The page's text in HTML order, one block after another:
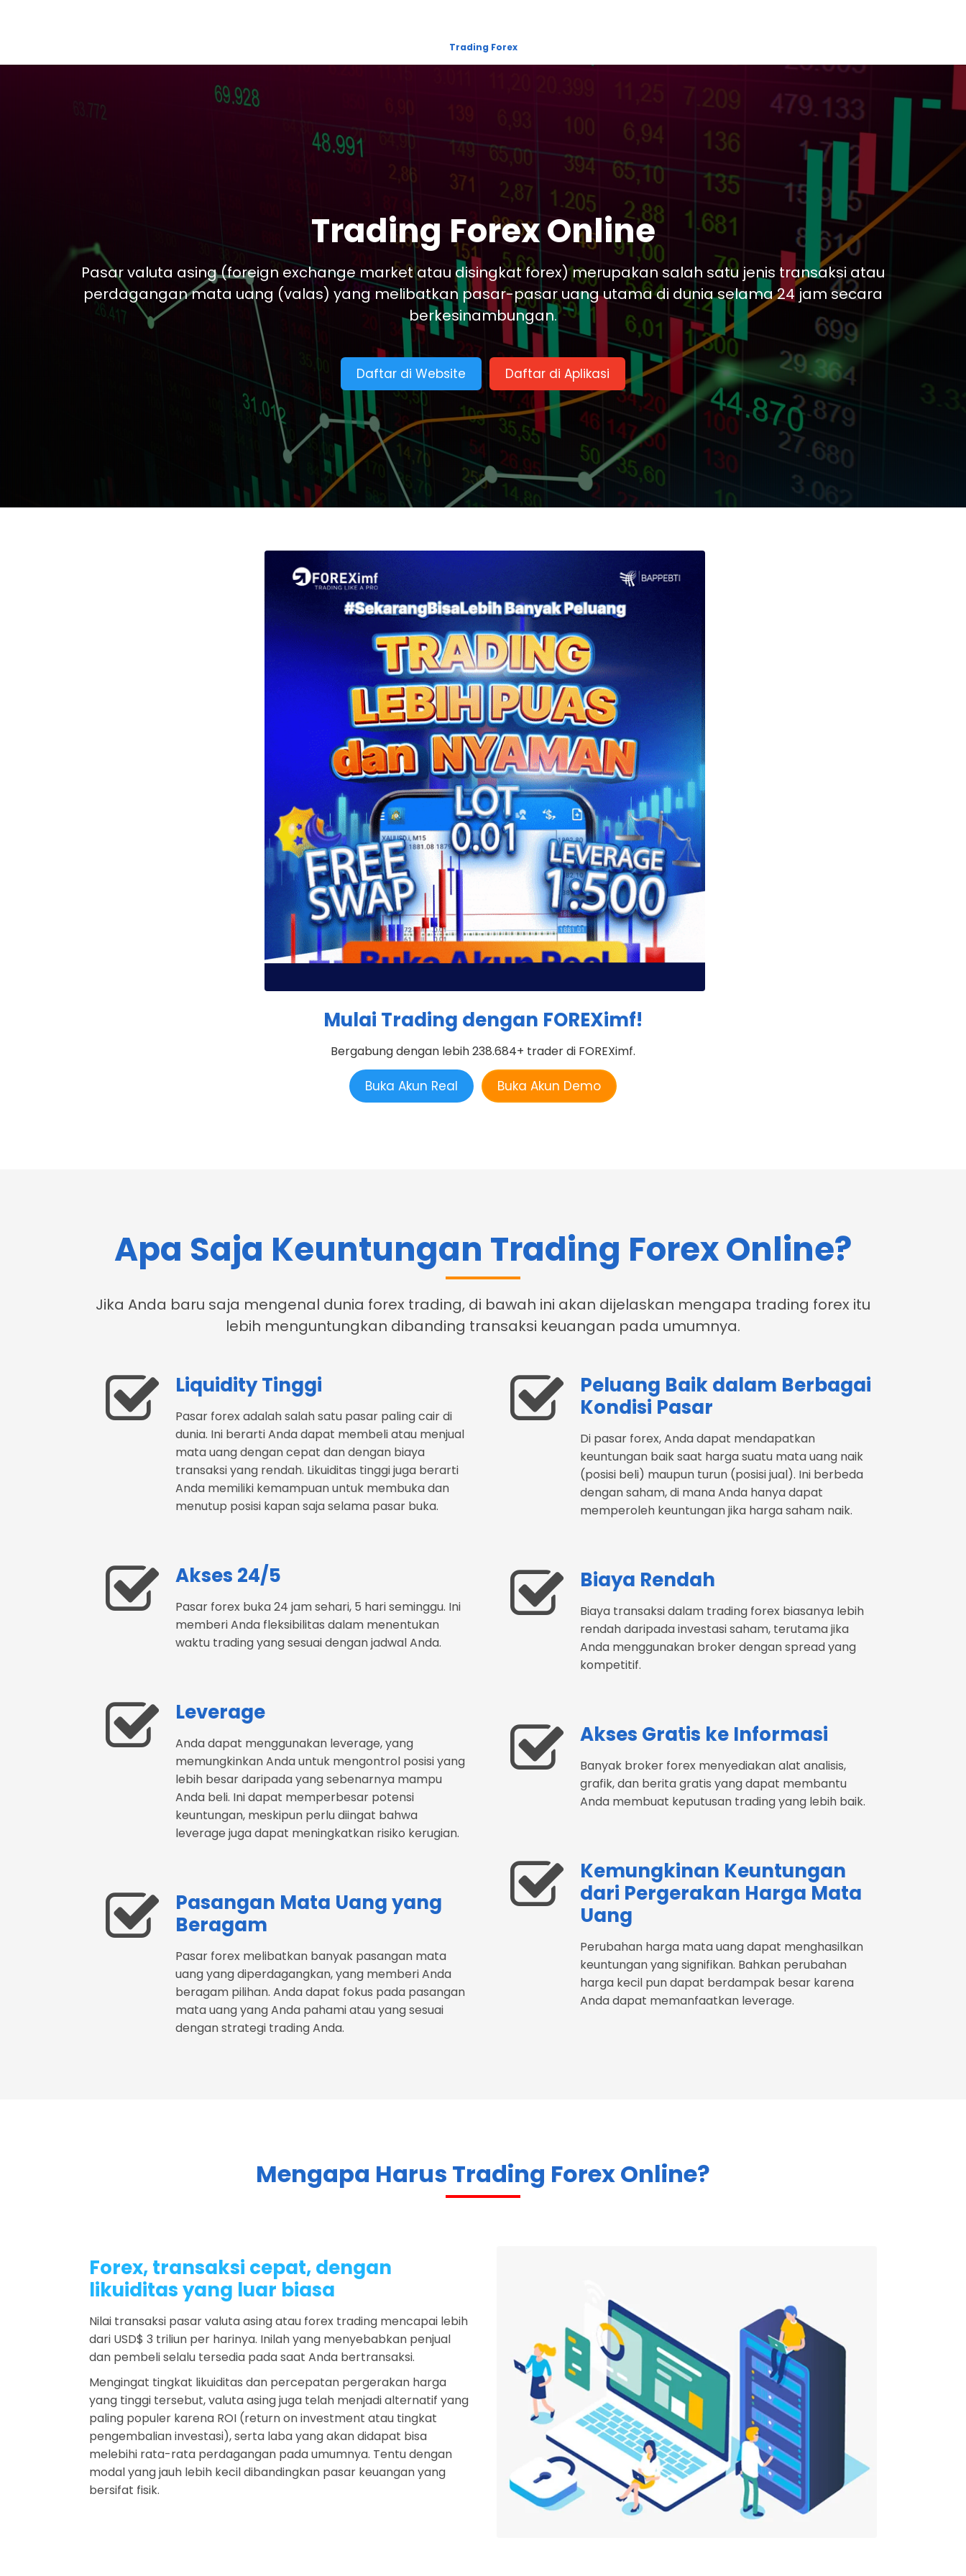
Trading Forex
Trading Forex Online
Pasar valuta asing (foreign exchange market atau disingkat forex) merupakan salah satu jenis transaksi atau
perdagangan mata uang (valas) yang melibatkan pasar-pasar uang utama di dunia selama 24 jam secara
berkesinambungan.
Daftar di Website Daftar di Aplikasi
Mulai Trading dengan FOREXimf!
Bergabung dengan lebih 238.684+ trader di FOREXimf.
Buka Akun Real Buka Akun Demo
Apa Saja Keuntungan Trading Forex Online?
Jika Anda baru saja mengenal dunia forex trading, di bawah ini akan dijelaskan mengapa trading forex itu
lebih menguntungkan dibanding transaksi keuangan pada umumnya.
Liquidity Tinggi
Pasar forex adalah salah satu pasar paling cair di
dunia. Ini berarti Anda dapat membeli atau menjual
mata uang dengan cepat dan dengan biaya
transaksi yang rendah. Likuiditas tinggi juga berarti
Anda memiliki kemampuan untuk membuka dan
menutup posisi kapan saja selama pasar buka.
Akses 24/5
Pasar forex buka 24 jam sehari, 5 hari seminggu. Ini
memberi Anda fleksibilitas dalam menentukan
waktu trading yang sesuai dengan jadwal Anda.
Leverage
Anda dapat menggunakan leverage, yang
memungkinkan Anda untuk mengontrol posisi yang
lebih besar daripada yang sebenarnya mampu
Anda beli. Ini dapat memperbesar potensi
keuntungan, meskipun perlu diingat bahwa
leverage juga dapat meningkatkan risiko kerugian.
Pasangan Mata Uang yang
Beragam
Pasar forex melibatkan banyak pasangan mata
uang yang diperdagangkan, yang memberi Anda
beragam pilihan. Anda dapat fokus pada pasangan
mata uang yang Anda pahami atau yang sesuai
dengan strategi trading Anda.
Peluang Baik dalam Berbagai
Kondisi Pasar
Di pasar forex, Anda dapat mendapatkan
keuntungan baik saat harga suatu mata uang naik
(posisi beli) maupun turun (posisi jual). Ini berbeda
dengan saham, di mana Anda hanya dapat
memperoleh keuntungan jika harga saham naik.
Biaya Rendah
Biaya transaksi dalam trading forex biasanya lebih
rendah daripada investasi saham, terutama jika
Anda menggunakan broker dengan spread yang
kompetitif.
Akses Gratis ke Informasi
Banyak broker forex menyediakan alat analisis,
grafik, dan berita gratis yang dapat membantu
Anda membuat keputusan trading yang lebih baik.
Kemungkinan Keuntungan
dari Pergerakan Harga Mata
Uang
Perubahan harga mata uang dapat menghasilkan
keuntungan yang signifikan. Bahkan perubahan
harga kecil pun dapat berdampak besar karena
Anda dapat memanfaatkan leverage.
Mengapa Harus Trading Forex Online?
Forex, transaksi cepat, dengan
likuiditas yang luar biasa
Nilai transaksi pasar valuta asing atau forex trading mencapai lebih
dari USD$ 3 triliun per harinya. Inilah yang menyebabkan penjual
dan pembeli selalu tersedia pada saat Anda bertransaksi.
Mengingat tingkat likuiditas dan percepatan pergerakan harga
yang tinggi tersebut, valuta asing juga telah menjadi alternatif yang
paling populer karena ROI (return on investment atau tingkat
pengembalian investasi), serta laba yang akan didapat bisa
melebihi rata-rata perdagangan pada umumnya. Tentu dengan
modal yang jauh lebih kecil dibandingkan pasar keuangan yang
bersifat fisik.